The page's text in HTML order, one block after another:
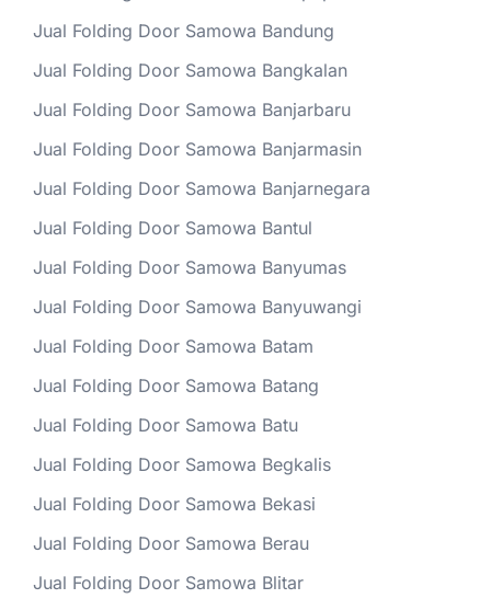
Jual Folding Door Samowa Bandung
Jual Folding Door Samowa Bangkalan
Jual Folding Door Samowa Banjarbaru
Jual Folding Door Samowa Banjarmasin
Jual Folding Door Samowa Banjarnegara
Jual Folding Door Samowa Bantul
Jual Folding Door Samowa Banyumas
Jual Folding Door Samowa Banyuwangi
Jual Folding Door Samowa Batam
Jual Folding Door Samowa Batang
Jual Folding Door Samowa Batu
Jual Folding Door Samowa Begkalis
Jual Folding Door Samowa Bekasi
Jual Folding Door Samowa Berau
Jual Folding Door Samowa Blitar